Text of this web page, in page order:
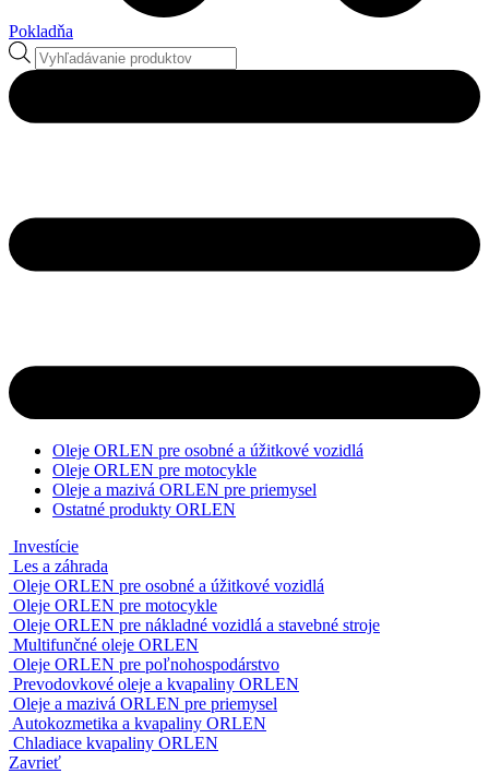
Pokladňa
Products
search
Oleje ORLEN pre osobné a úžitkové vozidlá
Oleje ORLEN pre motocykle
Oleje a mazivá ORLEN pre priemysel
Ostatné produkty ORLEN
Investície
Les a záhrada
Oleje ORLEN pre osobné a úžitkové vozidlá
Oleje ORLEN pre motocykle
Oleje ORLEN pre nákladné vozidlá a stavebné stroje
Multifunčné oleje ORLEN
Oleje ORLEN pre poľnohospodárstvo
Prevodovkové oleje a kvapaliny ORLEN
Oleje a mazivá ORLEN pre priemysel
Autokozmetika a kvapaliny ORLEN
Chladiace kvapaliny ORLEN
Zavrieť